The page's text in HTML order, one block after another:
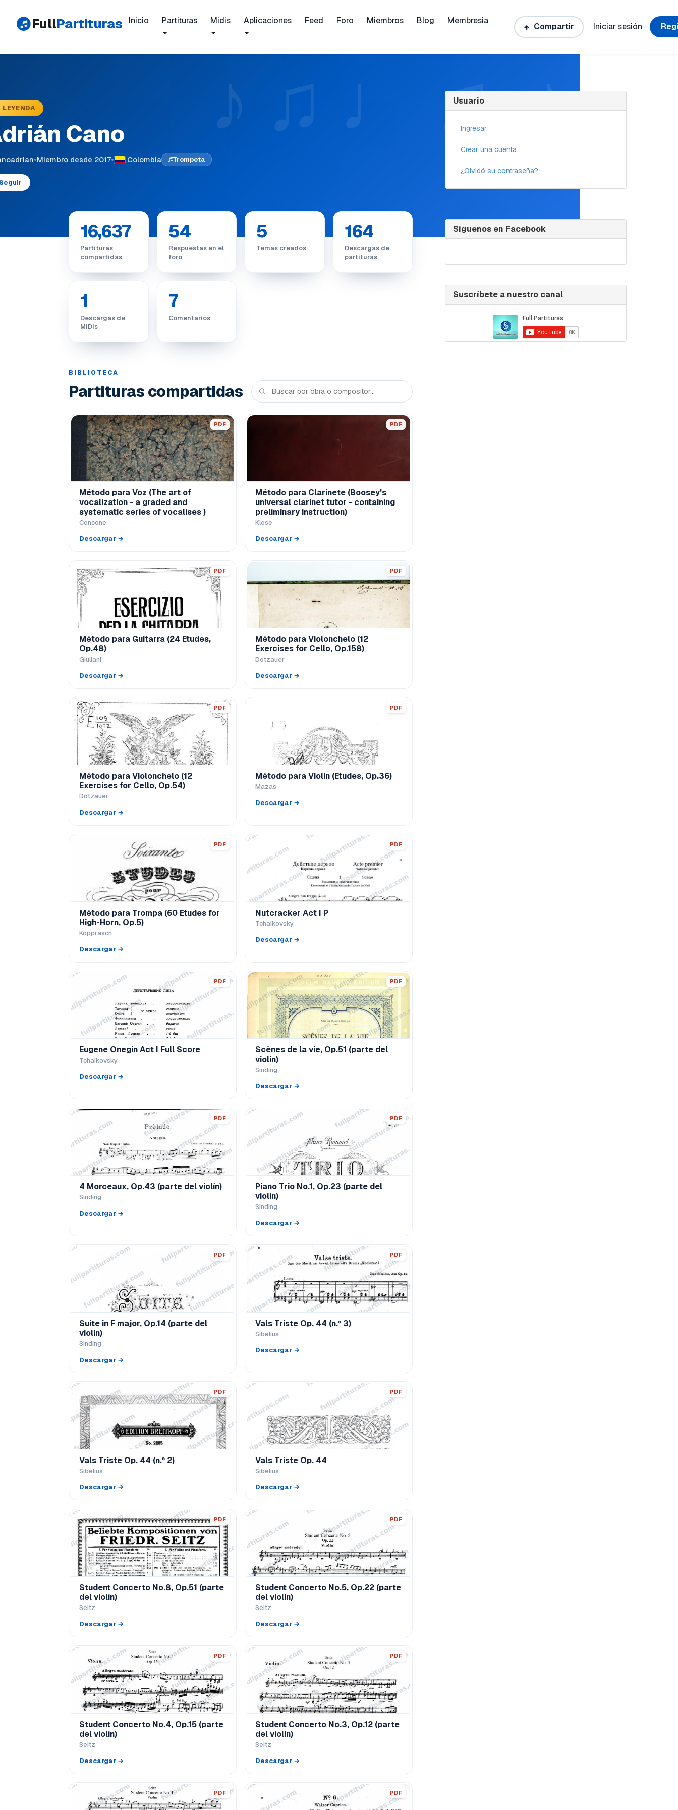
FullPartituras Inicio Partituras Midis Aplicaciones Feed Foro Miembros Blog Membresia
Compartir Iniciar sesión
Cano
•Miembro desde 2017• Colombia Trompeta
16,637
Partituras
compartidas
54
Respuestas en el
foro
5
Temas creados
164
Descargas de
partituras
1
Descargas de
MIDIs
7
Comentarios
BIBLIOTECA
Partituras compartidas
PDF
Método para Voz (The art of
vocalization - a graded and
systematic series of vocalises )
Concone
Descargar →
PDF
Método para Clarinete (Boosey's
universal clarinet tutor - containing
preliminary instruction)
Klose
Descargar →
PDF
Método para Guitarra (24 Etudes,
Op.48)
Giuliani
Descargar →
PDF
Método para Violonchelo (12
Exercises for Cello, Op.158)
Dotzauer
Descargar →
PDF
Método para Violonchelo (12
Exercises for Cello, Op.54)
Dotzauer
Descargar →
PDF
Método para Violín (Etudes, Op.36)
Mazas
Descargar →
PDF
Método para Trompa (60 Etudes for
High-Horn, Op.5)
Kopprasch
Descargar →
PDF
Nutcracker Act I P
Tchaikovsky
Descargar →
PDF
Eugene Onegin Act I Full Score
Tchaikovsky
Descargar →
PDF
Scènes de la vie, Op.51 (parte del
violín)
Sinding
Descargar →
PDF
4 Morceaux, Op.43 (parte del violín)
Sinding
Descargar →
PDF
Piano Trio No.1, Op.23 (parte del
violín)
Sinding
Descargar →
PDF
Suite in F major, Op.14 (parte del
violín)
Sinding
Descargar →
PDF
Vals Triste Op. 44 (n.º 3)
Sibelius
Descargar →
PDF
Vals Triste Op. 44 (n.º 2)
Sibelius
Descargar →
PDF
Vals Triste Op. 44
Sibelius
Descargar →
PDF
Student Concerto No.8, Op.51 (parte
del violín)
Seitz
Descargar →
PDF
Student Concerto No.5, Op.22 (parte
del violín)
Seitz
Descargar →
PDF
Student Concerto No.4, Op.15 (parte
del violín)
Seitz
Descargar →
PDF
Student Concerto No.3, Op.12 (parte
del violín)
Seitz
Descargar →
PDF PDF
Usuario
Ingresar
Crear una cuenta
¿Olvidó su contraseña?
Síguenos en Facebook
Suscríbete a nuestro canal